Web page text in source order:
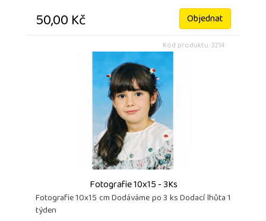
50,00 Kč Objednat
Kód produktu: 3214
Fotografie 10x15 - 3Ks
Fotografie 10x15 cm Dodáváme po 3 ks Dodací lhůta 1
týden